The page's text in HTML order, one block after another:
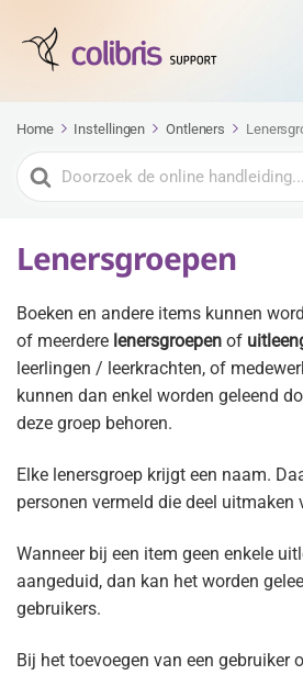
Home Instellingen Ontleners
Zoeken
naar
Lenersgroepen
Boeken en andere items kunnen
of meerdere lenersgroepen of
leerlingen / leerkrachten, of
kunnen dan enkel worden geleend
deze groep behoren.
Elke lenersgroep krijgt een naam.
personen vermeld die deel uitmaken
Wanneer bij een item geen enkele
aangeduid, dan kan het worden
gebruikers.
Bij het toevoegen van een gebruiker